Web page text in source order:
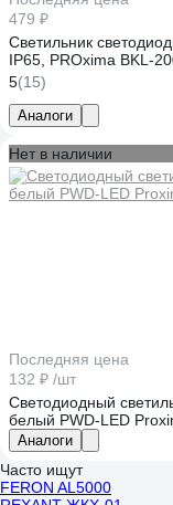
479 ₽
Светильник
IP65, PROxima BKL-
5(15)
Аналоги
Нет в наличии
Последняя цена
132 ₽ /шт
Светодиодный
белый PWD-LED
Аналоги
Часто ищут
FERON AL5000